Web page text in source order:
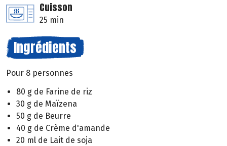
Cuisson
25 min
Ingrédients
Pour 8 personnes
80 g de Farine de riz
30 g de Maïzena
50 g de Beurre
40 g de Crème d'amande
20 ml de Lait de soja